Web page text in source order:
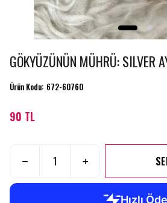
GÖKYÜZÜNÜN MÜHRÜ: SILVER
Ürün Kodu: 672-60760
90 TL